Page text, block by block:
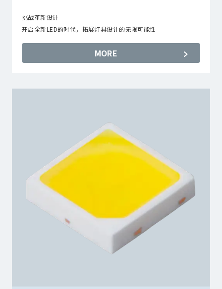
挑战革新设计
开启全新LED的时代，拓展灯具设计的无限可能性
MORE